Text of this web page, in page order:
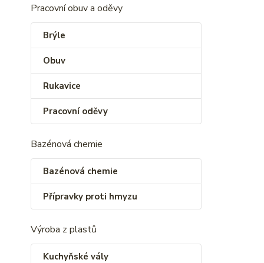
Pracovní obuv a oděvy
Brýle
Obuv
Rukavice
Pracovní oděvy
Bazénová chemie
Bazénová chemie
Přípravky proti hmyzu
Výroba z plastů
Kuchyňské vály